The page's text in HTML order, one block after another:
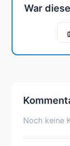
War
Noch keine